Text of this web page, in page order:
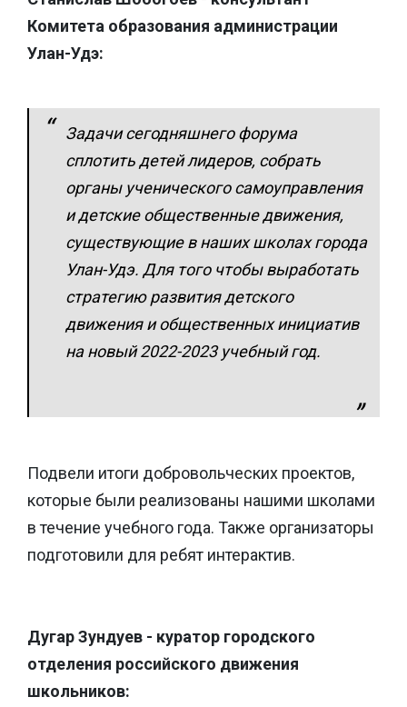
Комитета образования администрации
Улан-Удэ:
Задачи сегодняшнего форума
сплотить детей лидеров, собрать
органы ученического самоуправления
и детские общественные движения,
существующие в наших школах города
Улан-Удэ. Для того чтобы выработать
стратегию развития детского
движения и общественных инициатив
на новый 2022-2023 учебный год.
Подвели итоги добровольческих проектов,
которые были реализованы нашими школами
в течение учебного года. Также организаторы
подготовили для ребят интерактив.
Дугар Зундуев - куратор городского
отделения российского движения
школьников: